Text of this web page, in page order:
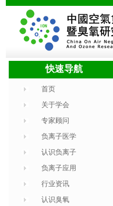
快速导航
首页
关于学会
专家顾问
负离子医学
认识负离子
负离子应用
行业资讯
认识臭氧